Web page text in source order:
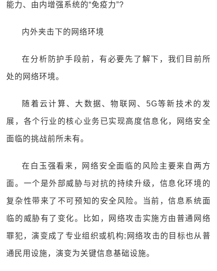
能力、由内增强系统的“免疫力”?
内外夹击下的网络环境
在分析防护手段前，有必要先了解下，我们目前所
处的网络环境。
随着云计算、大数据、物联网、5G等新技术的发
展，各个行业的核心业务已实现高度信息化，网络安全
面临的挑战前所未有。
在白玉强看来，网络安全面临的风险主要来自两方
面。一个是外部威胁与对抗的持续升级，信息化环境的
复杂性带来了不可预知的安全风险。当前，信息系统面
临的威胁有了变化。比如，网络攻击实施方由普通网络
罪犯，演变成了专业组织或机构;网络攻击的目标也从普
通民用设施，演变为关键信息基础设施。